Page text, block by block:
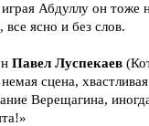
играя Абдуллу он тоже
ясно и без слов.
Павел Луспекаев
сцена,
Верещагина,